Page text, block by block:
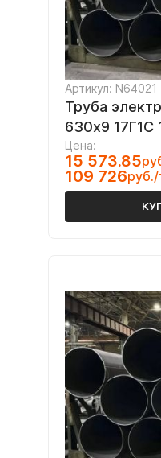
Артикул: N64021
Труба
630х9 17Г1С
Цена:
15 573.85
109 726руб./